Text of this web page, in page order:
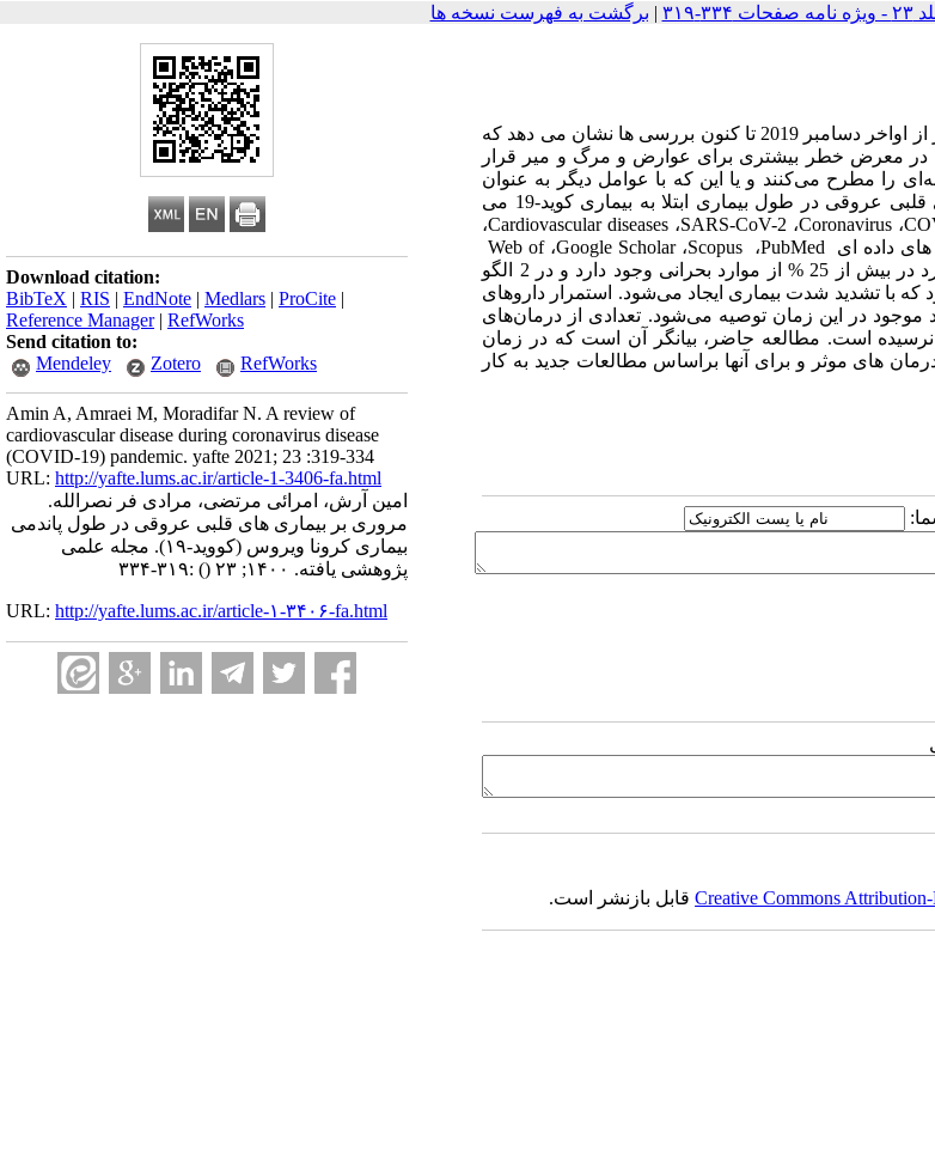
نامه صفحات ۳۳۴-۳۱۹ | برگشت به فهرست نسخه ها
Download citation:
BibTeX | RIS | EndNote | Medlars | ProCite |
Reference Manager| RefWorks
Send citation to:
Mendeley
Zotero RefWorks
Amin A, Amraei M, Moradifar N. A review of
cardiovascular disease during coronavirus disease
(COVID-19) pandemic. yafte 2021; 23 :319-334
URL: http://yafte.lums.ac.ir/article-1-3406-fa.html
امین آرش، امرائی مرتضی، مرادی فر نصرالله.
مروری بر بیماری های قلبی عروقی در طول پاندمی
بیماری کرونا ویروس (کووید-۱۹). مجله علمی
پژوهشی یافته. ۱۴۰۰; ۲۳
() :۳۱۹-۳۳۴
URL: http://yafte.lums.ac.ir/article-۱-۳۴۰۶-fa.html
: از شــیوع بیمــاری کرونــا و تبــدیل آن بــه پانــدمی دیرزمانی نمی گذرد. در گذر از اواخر دسامبر 2019 تا کنون بررسی ها نشان می دهد که
به کووید-۱۹ شایع هستند و این بیماران در معرض خطر بیشتری برای عوارض و مرگ و میر قرار
را مطرح می‌کنند و یا این که با عوامل دیگر به عنوان
مثال سن و جنس دخیل هستند. هدف از مطالعه حاضر مروری بر بیماری‌های زمینه‌ای قلبی عروقی در طول بیماری ابتلا به بیماری کوید-19 می
، Coronavirus، SARS-CoV-2، Cardiovascular diseases،
های داده ای PubMed، Scopus،Google Scholar،Web of
و دیگر پایگا ه های داده ای معتبر گردآوری شد. نتایج نشان داد که آسیب میوکارد در بیش از 25 % از موارد بحرانی وجود دارد و در 2 الگو
با تشدید شدت بیماری ایجاد می‌شود. استمرار داروهای
موجود در این زمان توصیه می‌شود. تعدادی از درمان‌های
نرسیده است. مطالعه حاضر، بیانگر آن است که در زمان
های موثر و برای آنها براساس مطالعات جدید به کار
Creative Commonsقابل بازنشر است.